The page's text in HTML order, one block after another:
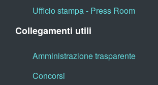
Ufficio stampa - Press Room
Collegamenti utili
Amministrazione trasparente
Concorsi